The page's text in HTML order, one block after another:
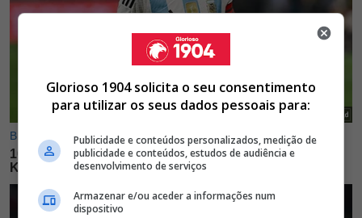
Glorioso 1904 solicita o seu consentimento
para utilizar os seus dados pessoais para:
Publicidade e conteúdos personalizados, medição de
publicidade e conteúdos, estudos de audiência e
desenvolvimento de serviços
Armazenar e/ou aceder a informações num
dispositivo